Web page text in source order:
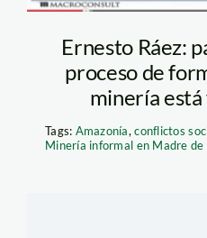
Ernesto Ráez:
proceso de
minería
Tags: Amazonía,conflictos
Minería informal en Madre de